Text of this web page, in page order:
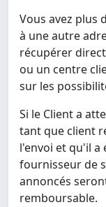
Vous avez plus
à une autre
récupérer
ou un centre
sur les
Si le Client a
tant que client
l'envoi et qu'il a
fournisseur de
annoncés
remboursable.